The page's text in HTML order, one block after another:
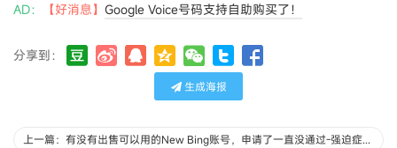
AD： 【好消息】 Google Voice号码支持自助购买了！
分享到：
生成海报
上一篇：有没有出售可以用的New Bing账号，申请了一直没通过-强迫症专家